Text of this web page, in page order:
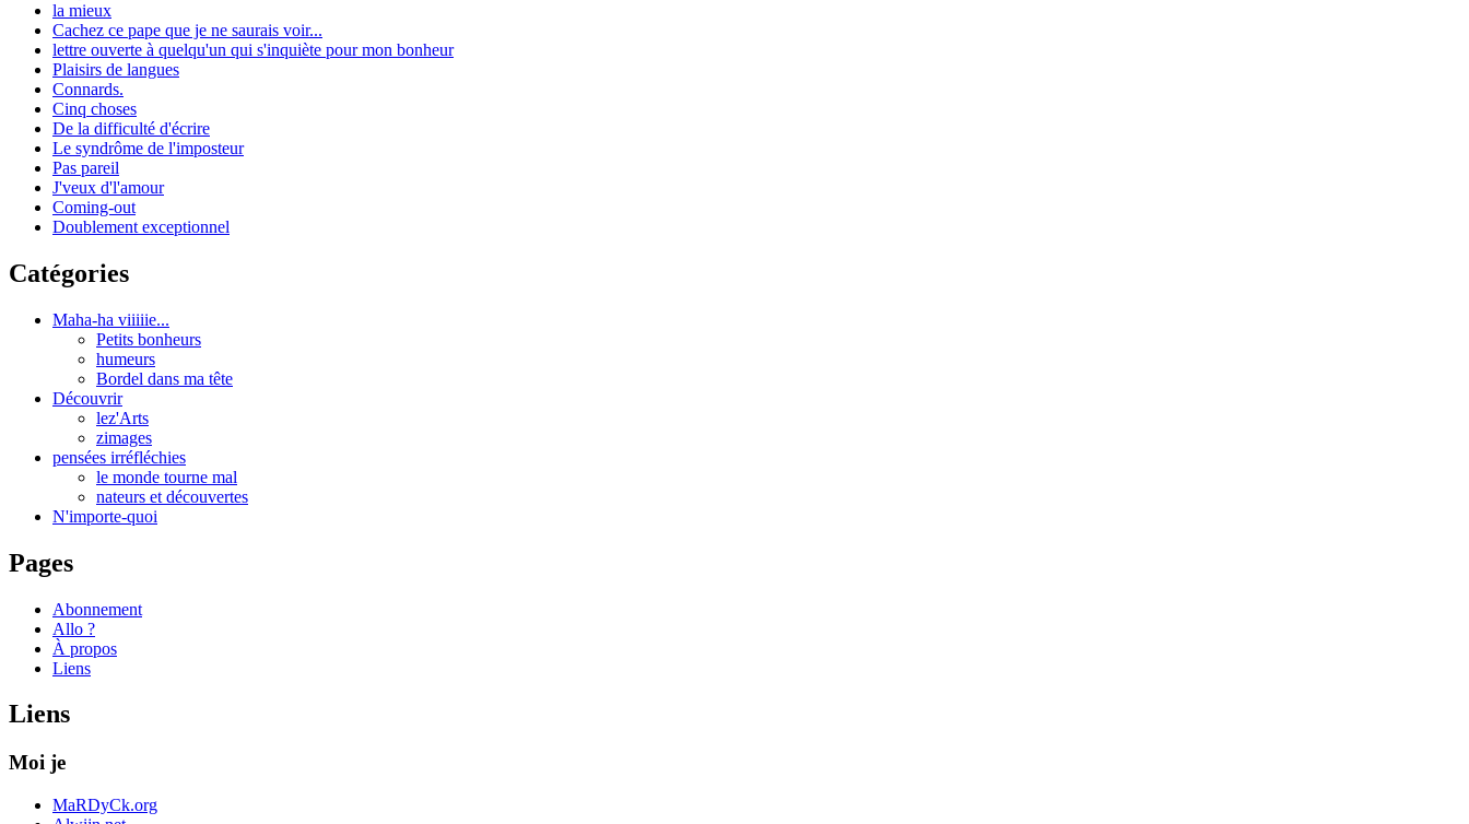
la mieux
Cachez ce pape que je ne saurais voir...
lettre ouverte à quelqu'un qui s'inquiète pour mon bonheur
Plaisirs de langues
Connards.
Cinq choses
De la difficulté d'écrire
Le syndrôme de l'imposteur
Pas pareil
J'veux d'l'amour
Coming-out
Doublement exceptionnel
Catégories
Maha-ha viiiiie...
Petits bonheurs
humeurs
Bordel dans ma tête
Découvrir
lez'Arts
zimages
pensées irréfléchies
le monde tourne mal
nateurs et découvertes
N'importe-quoi
Pages
Abonnement
Allo ?
À propos
Liens
Liens
Moi je
MaRDyCk.org